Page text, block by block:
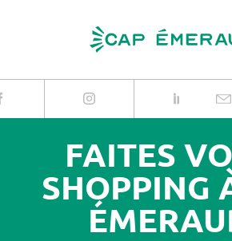
FAITES
SHOPPING